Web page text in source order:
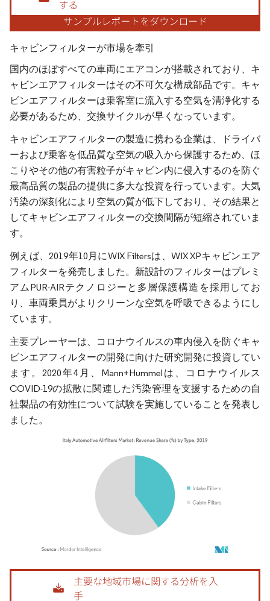
キャビンフィルターが市場を牽引
国内のほぼすべての車両にエアコンが搭載されており、キ
ャビンエアフィルターはその不可欠な構成部品です。キャ
ビンエアフィルターは乗客室に流入する空気を清浄化する
必要があるため、交換サイクルが早くなっています。
キャビンエアフィルターの製造に携わる企業は、ドライバ
ーおよび乗客を低品質な空気の吸入から保護するため、ほ
こりやその他の有害粒子がキャビン内に侵入するのを防ぐ
最高品質の製品の提供に多大な投資を行っています。大気
汚染の深刻化により空気の質が低下しており、その結果と
してキャビンエアフィルターの交換間隔が短縮されていま
す。
例えば、2019年10月にWIX Filtersは、WIX XPキャビンエア
フィルターを発売しました。新設計のフィルターはプレミ
アムPUR-AIRテクノロジーと多層保護構造を採用してお
り、車両乗員がよりクリーンな空気を呼吸できるようにし
ています。
主要プレーヤーは、コロナウイルスの車内侵入を防ぐキャ
ビンエアフィルターの開発に向けた研究開発に投資してい
ます。2020年4月、Mann+Hummelは、コロナウイルス
COVID-19の拡散に関連した汚染管理を支援するための自
社製品の有効性について試験を実施していることを発表し
ました。
画像 © Mordor Intelligence。再利用にはCC BY 4.0の表示が必要です。